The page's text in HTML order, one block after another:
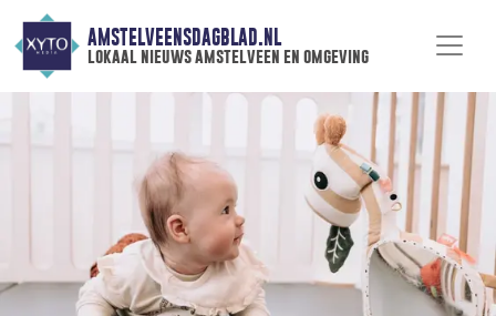
AMSTELVEENSDAGBLAD.NL
lokaal nieuws amstelveen en omgeving